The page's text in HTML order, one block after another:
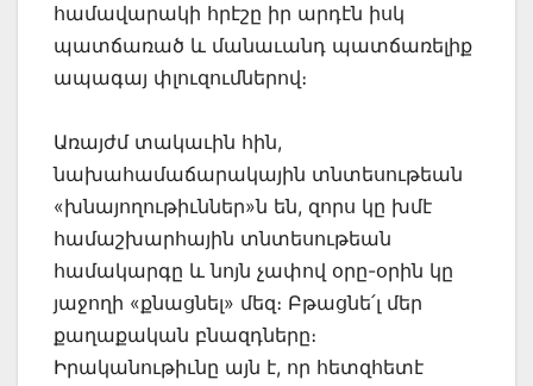
համավարակի հրէշը իր արդէն իսկ
պատճառած և մանաւանդ պատճառելիք
ապագայ փլուզումներով։
Առայժմ տակաւին հին,
նախահամաճարակային տնտեսութեան
«խնայողութիւններ»ն են, զորս կը խմէ
համաշխարհային տնտեսութեան
համակարգը և նոյն չափով օրը-օրին կը
յաջողի «քնացնել» մեզ։ Բթացնե՛լ մեր
քաղաքական բնազդները։
Իրականութիւնը այն է, որ հետզհետէ